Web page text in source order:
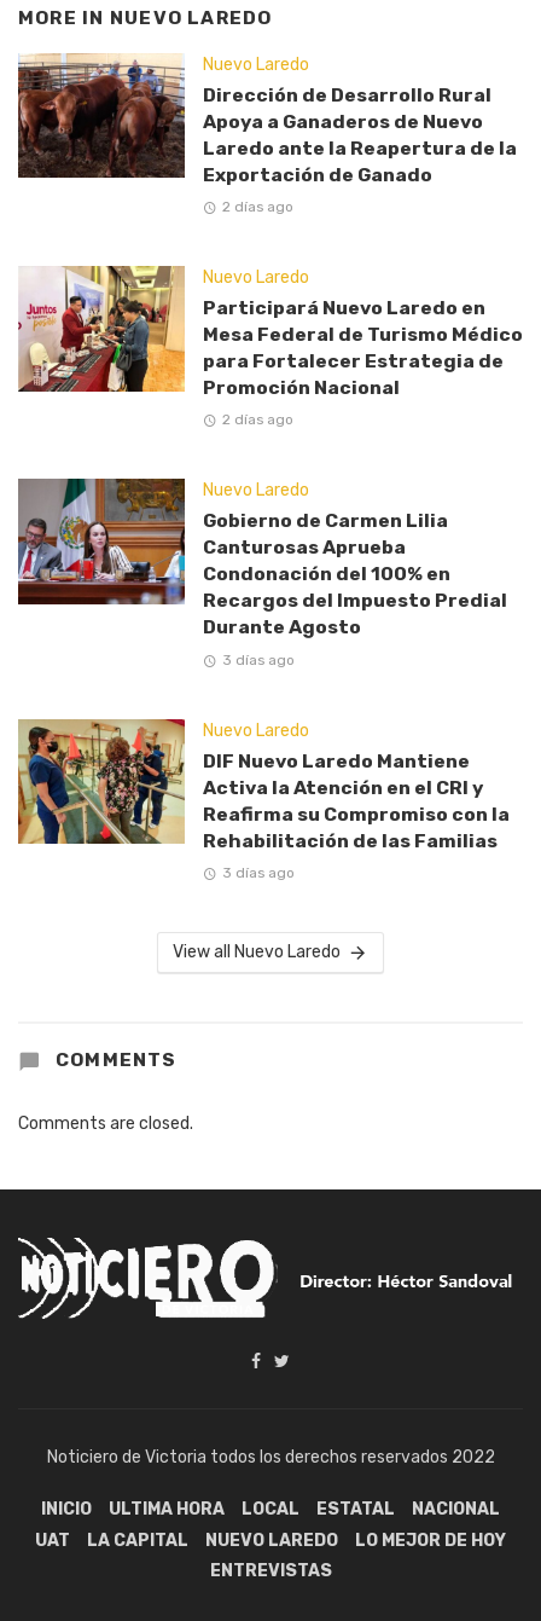
MORE IN NUEVO LAREDO
Nuevo Laredo
Dirección de Desarrollo Rural
Apoya a Ganaderos de Nuevo
Laredo ante la Reapertura de la
Exportación de Ganado
2 días ago
Nuevo Laredo
Participará Nuevo Laredo en
Mesa Federal de Turismo Médico
para Fortalecer Estrategia de
Promoción Nacional
2 días ago
Nuevo Laredo
Gobierno de Carmen Lilia
Canturosas Aprueba
Condonación del 100% en
Recargos del Impuesto Predial
Durante Agosto
3 días ago
Nuevo Laredo
DIF Nuevo Laredo Mantiene
Activa la Atención en el CRI y
Reafirma su Compromiso con la
Rehabilitación de las Familias
3 días ago
View all Nuevo Laredo
COMMENTS
Comments are closed.
Noticiero de Victoria todos los derechos reservados 2022
INICIO ULTIMA HORA LOCAL ESTATAL
NACIONAL
UAT
LA CAPITAL NUEVO LAREDO
LO MEJOR DE HOY
ENTREVISTAS